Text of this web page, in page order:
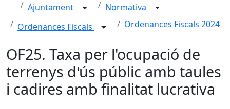
Ajuntament
Normativa
Ordenances Fiscals
Ordenances Fiscals 2024
OF25. Taxa per l'ocupació de
terrenys d'ús públic amb taules
i cadires amb finalitat lucrativa